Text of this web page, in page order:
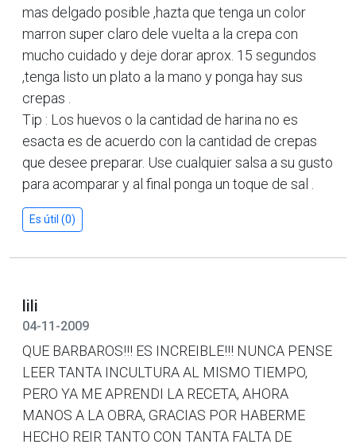
mas delgado posible ,hazta que tenga un color
marron super claro dele vuelta a la crepa con
mucho cuidado y deje dorar aprox. 15 segundos
,tenga listo un plato a la mano y ponga hay sus
crepas .
Tip : Los huevos o la cantidad de harina no es
esacta es de acuerdo con la cantidad de crepas
que desee preparar. Use cualquier salsa a su gusto
para acomparar y al final ponga un toque de sal .
Es útil (0)
lili
04-11-2009
QUE BARBAROS!!! ES INCREIBLE!!! NUNCA PENSE
LEER TANTA INCULTURA AL MISMO TIEMPO,
PERO YA ME APRENDI LA RECETA, AHORA
MANOS A LA OBRA, GRACIAS POR HABERME
HECHO REIR TANTO CON TANTA FALTA DE